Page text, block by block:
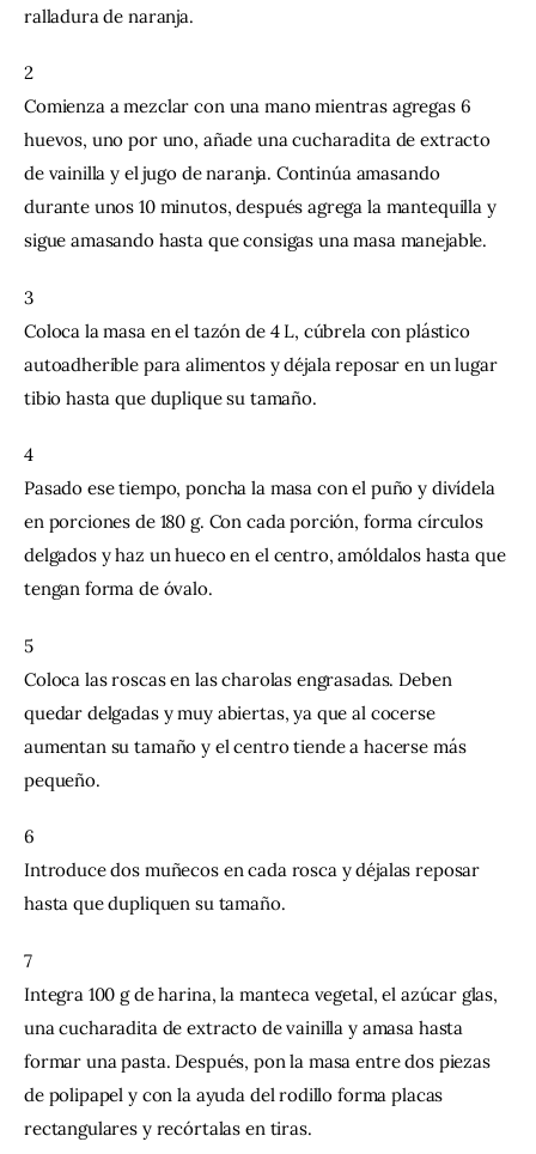
ralladura de naranja.
2
Comienza a mezclar con una mano mientras agregas 6
huevos, uno por uno, añade una cucharadita de extracto
de vainilla y el jugo de naranja. Continúa amasando
durante unos 10 minutos, después agrega la mantequilla y
sigue amasando hasta que consigas una masa manejable.
3
Coloca la masa en el tazón de 4 L, cúbrela con plástico
autoadherible para alimentos y déjala reposar en un lugar
tibio hasta que duplique su tamaño.
4
Pasado ese tiempo, poncha la masa con el puño y divídela
en porciones de 180 g. Con cada porción, forma círculos
delgados y haz un hueco en el centro, amóldalos hasta que
tengan forma de óvalo.
5
Coloca las roscas en las charolas engrasadas. Deben
quedar delgadas y muy abiertas, ya que al cocerse
aumentan su tamaño y el centro tiende a hacerse más
pequeño.
6
Introduce dos muñecos en cada rosca y déjalas reposar
hasta que dupliquen su tamaño.
7
Integra 100 g de harina, la manteca vegetal, el azúcar glas,
una cucharadita de extracto de vainilla y amasa hasta
formar una pasta. Después, pon la masa entre dos piezas
de polipapel y con la ayuda del rodillo forma placas
rectangulares y recórtalas en tiras.